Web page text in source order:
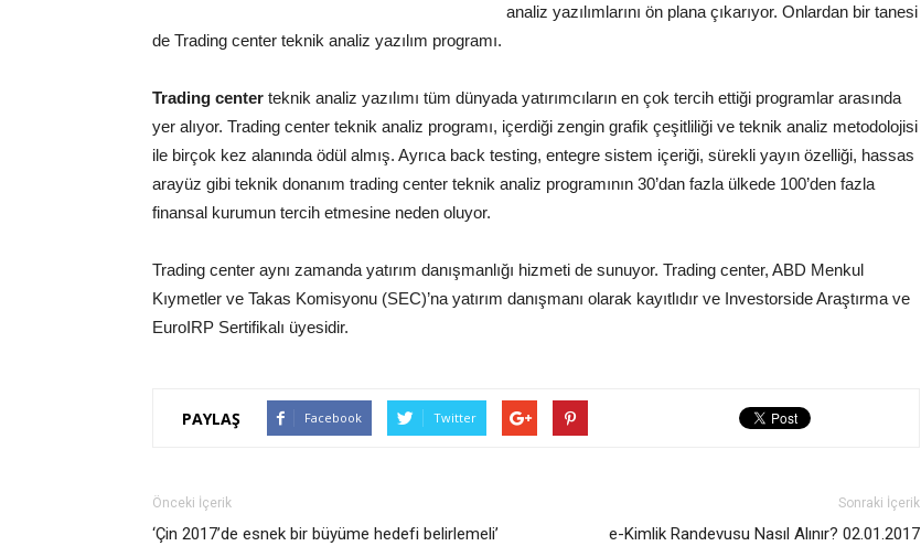
analiz yazılımlarını ön plana çıkarıyor. Onlardan bir tanesi
de Trading center teknik analiz yazılım programı.
Trading center teknik analiz yazılımı tüm dünyada yatırımcıların en çok tercih ettiği programlar arasında
yer alıyor. Trading center teknik analiz programı, içerdiği zengin grafik çeşitliliği ve teknik analiz metodolojisi
ile birçok kez alanında ödül almış. Ayrıca back testing, entegre sistem içeriği, sürekli yayın özelliği, hassas
arayüz gibi teknik donanım trading center teknik analiz programının 30’dan fazla ülkede 100’den fazla
finansal kurumun tercih etmesine neden oluyor.
Trading center aynı zamanda yatırım danışmanlığı hizmeti de sunuyor. Trading center, ABD Menkul
Kıymetler ve Takas Komisyonu (SEC)’na yatırım danışmanı olarak kayıtlıdır ve Investorside Araştırma ve
EuroIRP Sertifikalı üyesidir.
PAYLAŞ Facebook Twitter
Önceki İçerik
‘Çin 2017’de esnek bir büyüme hedefi belirlemeli’
Sonraki İçerik
e-Kimlik Randevusu Nasıl Alınır? 02.01.2017